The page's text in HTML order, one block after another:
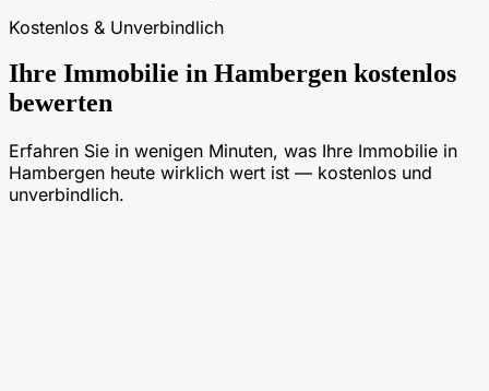
Kostenlos & Unverbindlich
Ihre Immobilie in Hambergen kostenlos
bewerten
Erfahren Sie in wenigen Minuten, was Ihre Immobilie in
Hambergen heute wirklich wert ist — kostenlos und
unverbindlich.